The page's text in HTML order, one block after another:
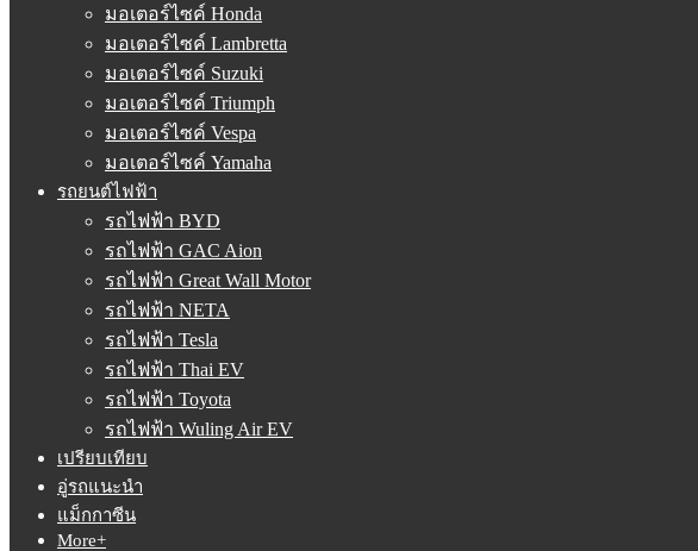
มอเตอร์ไซค์ Honda
มอเตอร์ไซค์ Lambretta
มอเตอร์ไซค์ Suzuki
มอเตอร์ไซค์ Triumph
มอเตอร์ไซค์ Vespa
มอเตอร์ไซค์ Yamaha
รถยนต์ไฟฟ้า
รถไฟฟ้า BYD
รถไฟฟ้า GAC Aion
รถไฟฟ้า Great Wall Motor
รถไฟฟ้า NETA
รถไฟฟ้า Tesla
รถไฟฟ้า Thai EV
รถไฟฟ้า Toyota
รถไฟฟ้า Wuling Air EV
เปรียบเทียบ
อู่รถแนะนำ
แม็กกาซีน
More+